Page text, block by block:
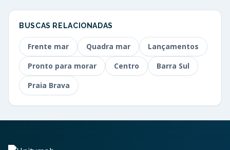
BUSCAS RELACIONADAS
Frente mar Quadra mar
Lançamentos
Pronto para morar
Centro
Barra Sul
Praia Brava